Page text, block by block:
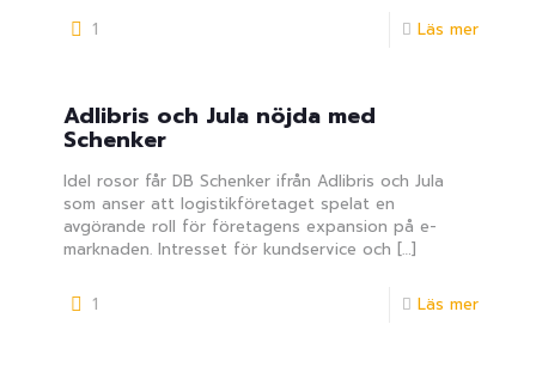
1 Läs mer
Adlibris och Jula nöjda med
Schenker
Idel rosor får DB Schenker ifrån Adlibris och Jula
som anser att logistikföretaget spelat en
avgörande roll för företagens expansion på e-
marknaden. Intresset för kundservice och […]
1 Läs mer